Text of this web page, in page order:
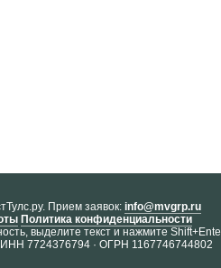
Прием заявок: info@mvgrp.ru
Политика конфиденциальности
выделите текст и нажмите
7724376794 · ОГРН 1167746744802